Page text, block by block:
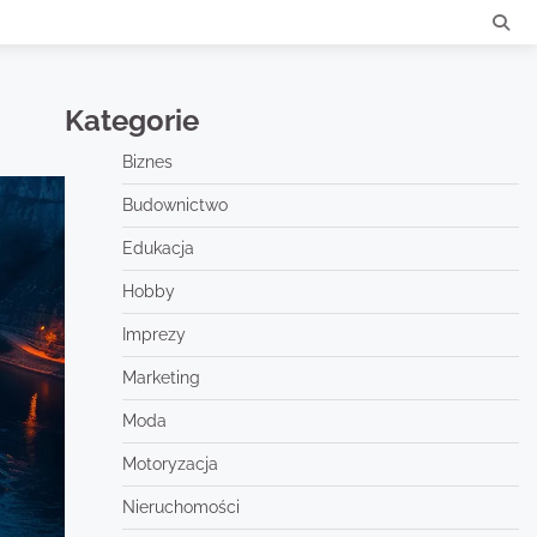
Kategorie
Biznes
Budownictwo
Edukacja
Hobby
Imprezy
Marketing
Moda
Motoryzacja
Nieruchomości